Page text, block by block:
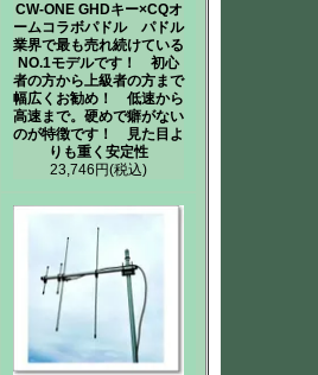
CW-ONE GHDキー×CQオ
ームコラボパドル パドル
業界で最も売れ続けている
NO.1モデルです！ 初心
者の方から上級者の方まで
幅広くお勧め！ 低速から
高速まで。硬めで癖がない
のが特徴です！ 見た目よ
りも重く安定性
23,746円(税込)